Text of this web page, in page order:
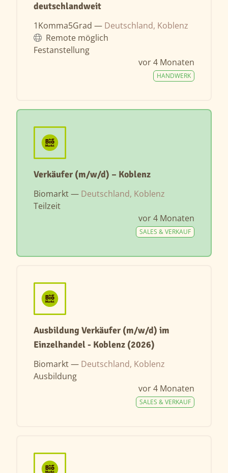
deutschlandweit
1Komma5Grad — Deutschland, Koblenz
Remote möglich
Festanstellung
vor 4 Monaten
HANDWERK
Verkäufer (m/w/d) – Koblenz
Biomarkt — Deutschland, Koblenz
Teilzeit
vor 4 Monaten
SALES & VERKAUF
Ausbildung Verkäufer (m/w/d) im
Einzelhandel - Koblenz (2026)
Biomarkt — Deutschland, Koblenz
Ausbildung
vor 4 Monaten
SALES & VERKAUF